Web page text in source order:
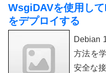
WsgiDAVを使用し
をデプロイする
Debian
方法を
安全な